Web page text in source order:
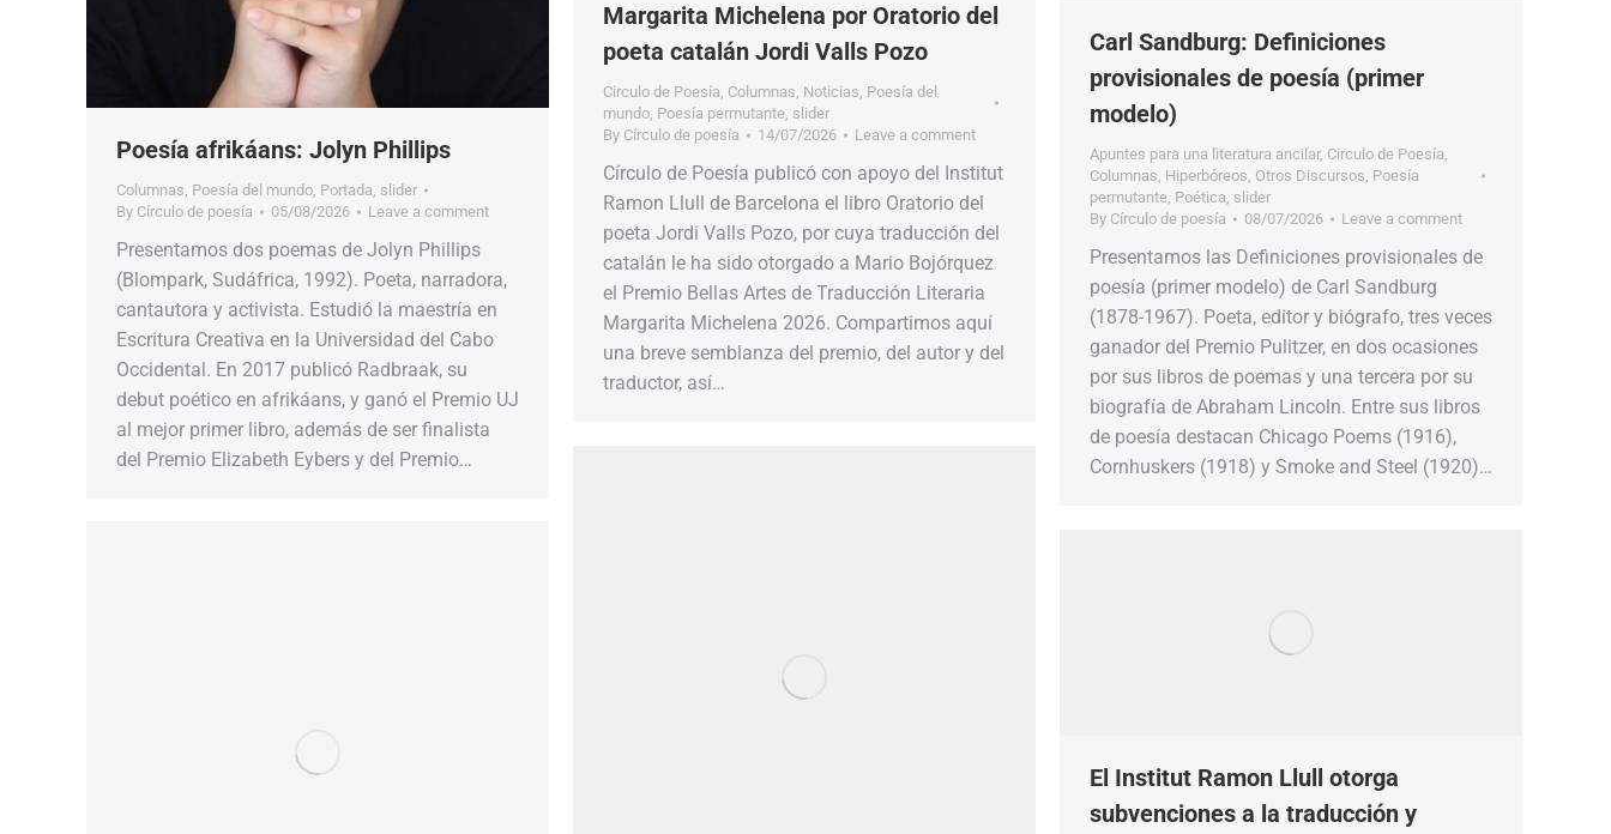
Poesía afrikáans: Jolyn Phillips
Columnas Poesía del mundo Portada slider
By Círculo de poesía 05/08/2026 Leave a comment
Presentamos dos poemas de Jolyn Phillips
(Blompark, Sudáfrica, 1992). Poeta, narradora,
cantautora y activista. Estudió la maestría en
Escritura Creativa en la Universidad del Cabo
Occidental. En 2017 publicó Radbraak, su
debut poético en afrikáans, y ganó el Premio UJ
al mejor primer libro, además de ser finalista
del Premio Elizabeth Eybers y del Premio…
Margarita Michelena por Oratorio del
poeta catalán Jordi Valls Pozo
Circulo de Poesía, Columnas, Noticias, Poesía del
mundo, Poesía permutante, slider
By Círculo de poesía 14/07/2026 Leave a comment
Círculo de Poesía publicó con apoyo del Institut
Ramon Llull de Barcelona el libro Oratorio del
poeta Jordi Valls Pozo, por cuya traducción del
catalán le ha sido otorgado a Mario Bojórquez
el Premio Bellas Artes de Traducción Literaria
Margarita Michelena 2026. Compartimos aquí
una breve semblanza del premio, del autor y del
traductor, así…
Carl Sandburg: Definiciones
provisionales de poesía (primer
modelo)
Apuntes para una literatura ancilar, Circulo de Poesía,
Columnas, Hiperbóreos, Otros Discursos, Poesía
permutante, Poética, slider
By Círculo de poesía 08/07/2026 Leave a comment
Presentamos las Definiciones provisionales de
poesía (primer modelo) de Carl Sandburg
(1878-1967). Poeta, editor y biógrafo, tres veces
ganador del Premio Pulitzer, en dos ocasiones
por sus libros de poemas y una tercera por su
biografía de Abraham Lincoln. Entre sus libros
de poesía destacan Chicago Poems (1916),
Cornhuskers (1918) y Smoke and Steel (1920)…
El Institut Ramon Llull otorga
subvenciones a la traducción y